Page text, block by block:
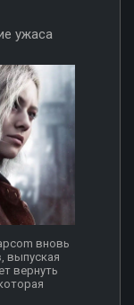
ужаса
вновь
выпуская
вернуть